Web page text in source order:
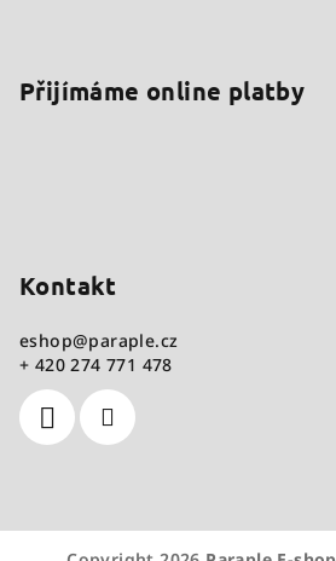
Přijímáme online platby
Kontakt
eshop@paraple.cz
+ 420 274 771 478